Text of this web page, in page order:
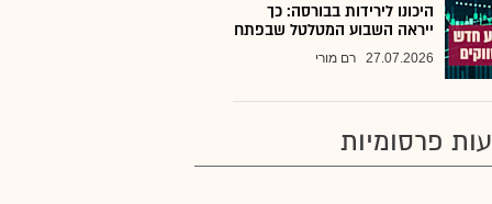
היכונו לירידות בבורסה: כך
ייראה השבוע המטלטל שבפתח
27.07.2026 רם מורי
פרסומיות